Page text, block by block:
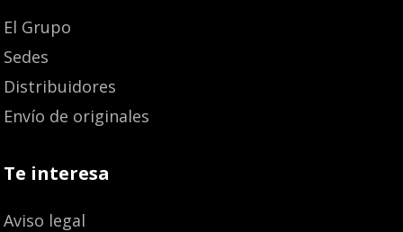
El Grupo
Sedes
Distribuidores
Envío de originales
Te interesa
Aviso legal